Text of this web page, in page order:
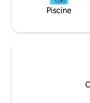
Piscine